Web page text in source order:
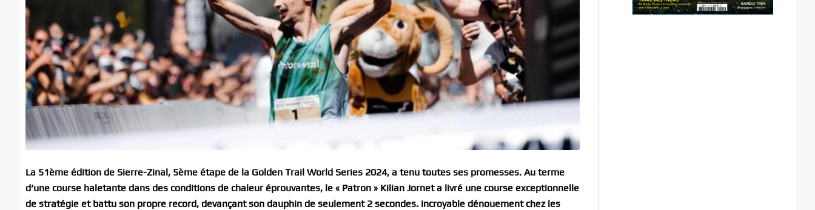
La 51ème édition de Sierre-Zinal, 5ème étape de la Golden Trail World Series 2024, a tenu toutes ses promesses. Au terme
d’une course haletante dans des conditions de chaleur éprouvantes, le « Patron » Kilian Jornet a livré une course exceptionnelle
de stratégie et battu son propre record, devançant son dauphin de seulement 2 secondes. Incroyable dénouement chez les